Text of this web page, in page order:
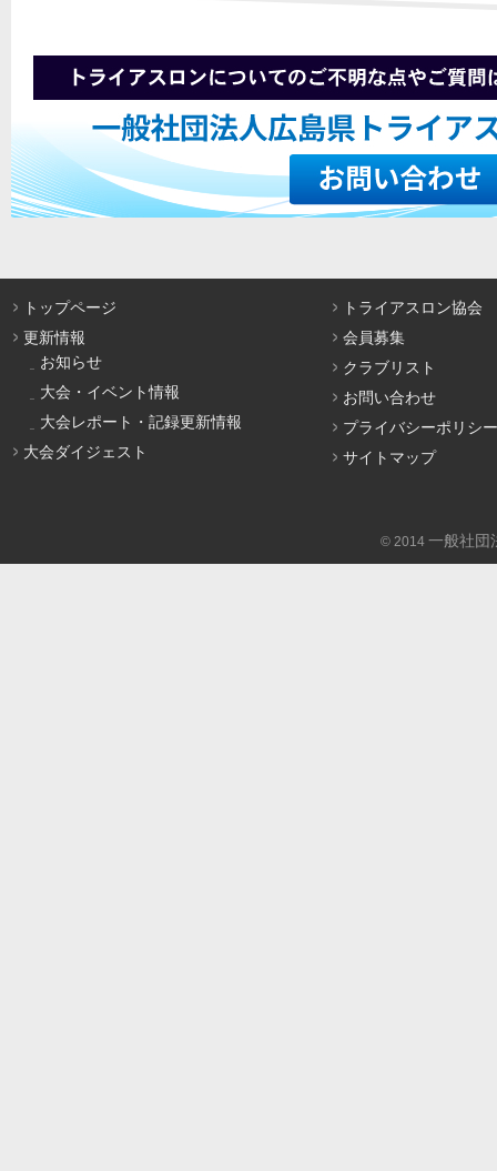
トップページ
更新情報
お知らせ
大会・イベント情報
大会レポート・記録更新情報
大会ダイジェスト
トライアスロン協会
会員募集
クラブリスト
お問い合わせ
プライバシーポリシー
サイトマップ
© 2014 一般社団